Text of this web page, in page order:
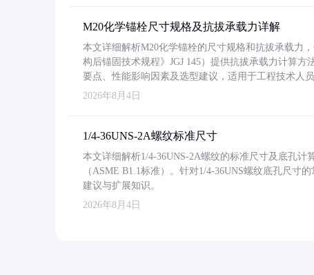
M20化学锚栓尺寸规格及抗拔承载力详解
本文详细解析M20化学锚栓的尺寸规格和抗拔承载力
构后锚固技术规程》JGJ 145）提供抗拔承载力计算
要点、性能影响因素及选型建议，适用于工程技术人员
2026年8月4日
1/4-36UNS-2A螺纹标准尺寸
本文详细解析1/4-36UNS-2A螺纹的标准尺寸及底孔
（ASME B1.1标准）。针对1/4-36UNS螺纹底孔尺寸
建议与扩展知识。
2026年8月4日